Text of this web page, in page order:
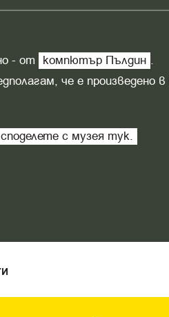
- от компютър Пълдин .
че е произведено
с музея тук.